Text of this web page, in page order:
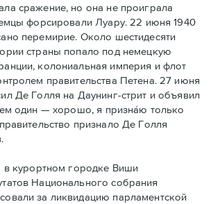
сражение, но она не проиграла
форсировали Луару. 22 июня 1940
перемирие. Около шестидесяти
страны попало под немецкую
колониальная империя и флот
правительства Петена. 27 июня
Де Голля на Даунинг-стрит и объявил
один — хорошо, я признáю только
признало Де Голля
в курортном городке Виши
Национального собрания
за ликвидацию парламентской